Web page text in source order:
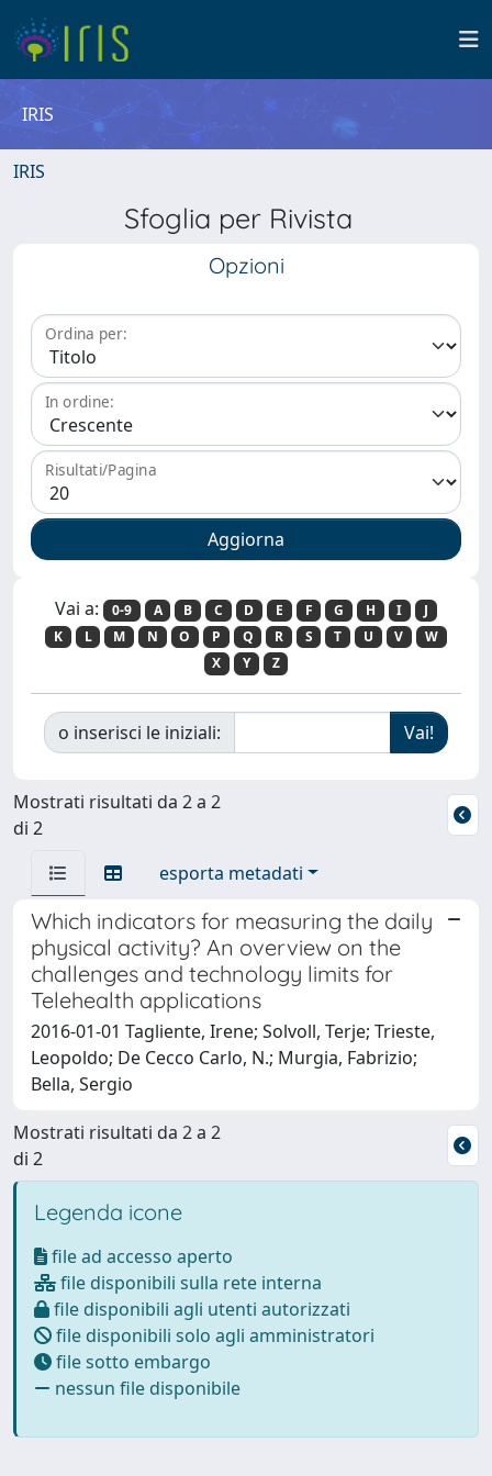
IRIS
IRIS
Sfoglia per Rivista
Opzioni
Ordina per:
In ordine:
Risultati/Pagina
Vai a: 0-9 A B C D E F G H I
J
K
L M N O P Q R S T U V
W
X
Y Z
o inserisci le iniziali:
Mostrati risultati da 2 a 2
di 2
esporta metadati
Which indicators for measuring the daily
physical activity? An overview on the
challenges and technology limits for
Telehealth applications
2016-01-01 Tagliente, Irene; Solvoll, Terje; Trieste,
Leopoldo; De Cecco Carlo, N.; Murgia, Fabrizio;
Bella, Sergio
Mostrati risultati da 2 a 2
di 2
Legenda icone
file ad accesso aperto
file disponibili sulla rete interna
file disponibili agli utenti autorizzati
file disponibili solo agli amministratori
file sotto embargo
nessun file disponibile